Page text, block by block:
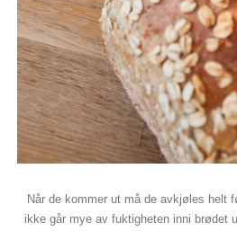
Når de kommer ut må de avkjøles helt
ikke går mye av fuktigheten inni brødet